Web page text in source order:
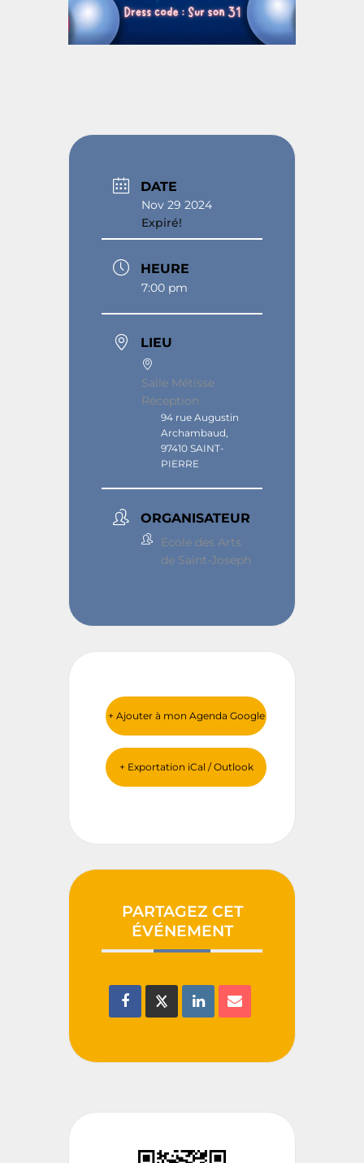
DATE
Nov 29 2024
Expiré!
HEURE
7:00 pm
LIEU
Salle Métisse
Réception
94 rue Augustin
Archambaud,
97410 SAINT-
PIERRE
ORGANISATEUR
Ecole des Arts
de Saint-Joseph
+ Ajouter à mon Agenda Google
+ Exportation iCal / Outlook
PARTAGEZ CET
ÉVÉNEMENT